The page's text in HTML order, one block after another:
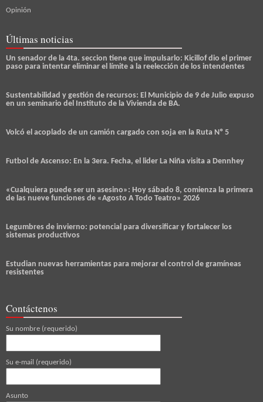
Opinión
Últimas noticias
Un senador de la 4ta. seccion tiene que impulsarlo: Kicillof dio el primer
paso para intentar eliminar el límite a la reelección de los intendentes
Sustentabilidad y gestión de recursos: El Municipio de 9 de Julio expuso
en un seminario del Instituto de la Vivienda de BA.
Volcó el acoplado de un camión cargado con soja en la Ruta Nº 5
Futbol de Ascenso: En la 3era. Fecha, el lider La Niña visita a Dennhey
«Cualquiera puede ser un asesino»: Hoy sábado 8, comienza la primera
de las nueve funciones de «Agosto A Todo Teatro» 2026
Legumbres de invierno: potencial para diversificar y fortalecer los
sistemas productivos
Estudian nuevas herramientas para mejorar el control de gramíneas
resistentes
Contáctenos
Su nombre (requerido)
Su e-mail (requerido)
Asunto